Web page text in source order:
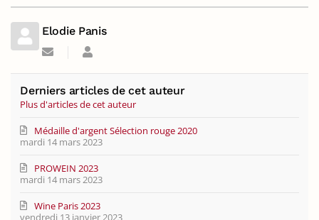
Elodie Panis
Suivre
blogueur
Elodie
Derniers articles de cet auteur
Plus d'articles de cet auteur
mardi 14 mars 2023
Médaille d'argent Sélection rouge 2020
mardi 14 mars 2023
PROWEIN 2023
vendredi 13 janvier 2023
Wine Paris 2023